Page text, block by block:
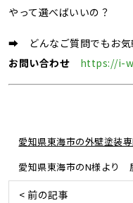
やって選べばいいの？
➡ どんなご質問でもお気
お問い合わせ
https://i-
愛知県東海市の外壁塗装
愛知県東海市のN様より
< 前の記事